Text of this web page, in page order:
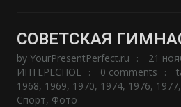
СОВЕТСКАЯ
by YourPresentPerfect.ru 21
ИНТЕРЕСНОЕ
0 comments
1968, 1969, 1970, 1974, 1976, 1977,
Спорт, Фото